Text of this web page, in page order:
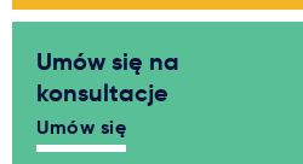
Umów się na
konsultacje
Umów się